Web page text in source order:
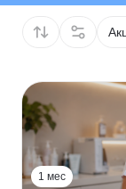
1 мес